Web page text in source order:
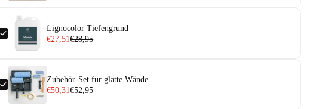
Lignocolor Tiefengrund
€27,51€28,95
Zubehör-Set für glatte Wände
€50,31€52,95